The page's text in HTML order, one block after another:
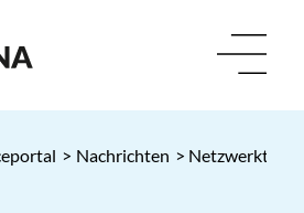
> Nachrichten >